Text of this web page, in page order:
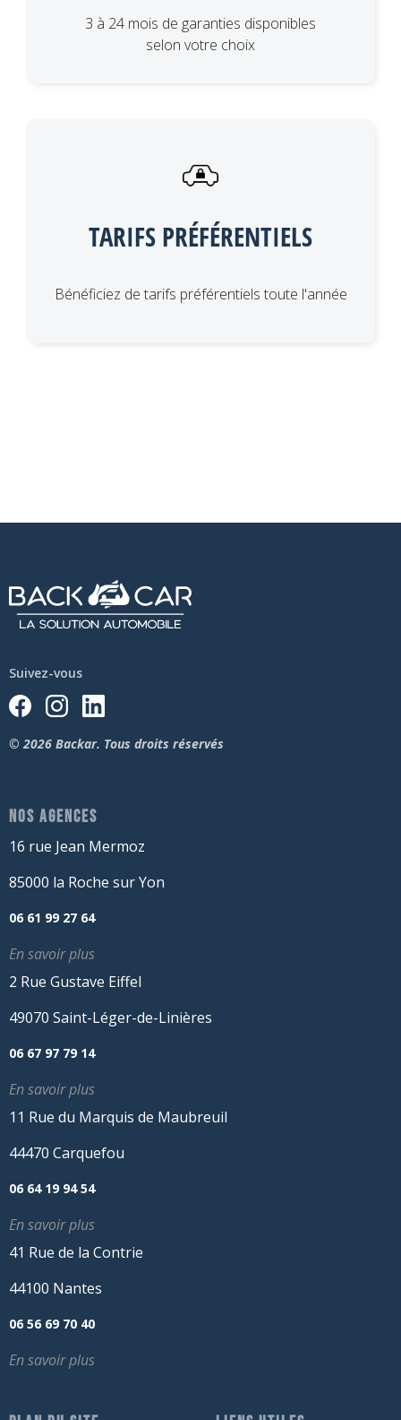
3 à 24 mois de garanties disponibles
selon votre choix
TARIFS PRÉFÉRENTIELS
Bénéficiez de tarifs préférentiels toute l'année
Suivez-vous
© 2026 Backar. Tous droits réservés
NOS AGENCES
16 rue Jean Mermoz
85000 la Roche sur Yon
06 61 99 27 64
En savoir plus
2 Rue Gustave Eiffel
49070 Saint-Léger-de-Linières
06 67 97 79 14
En savoir plus
11 Rue du Marquis de Maubreuil
44470 Carquefou
06 64 19 94 54
En savoir plus
41 Rue de la Contrie
44100 Nantes
06 56 69 70 40
En savoir plus